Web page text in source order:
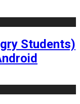
Students)